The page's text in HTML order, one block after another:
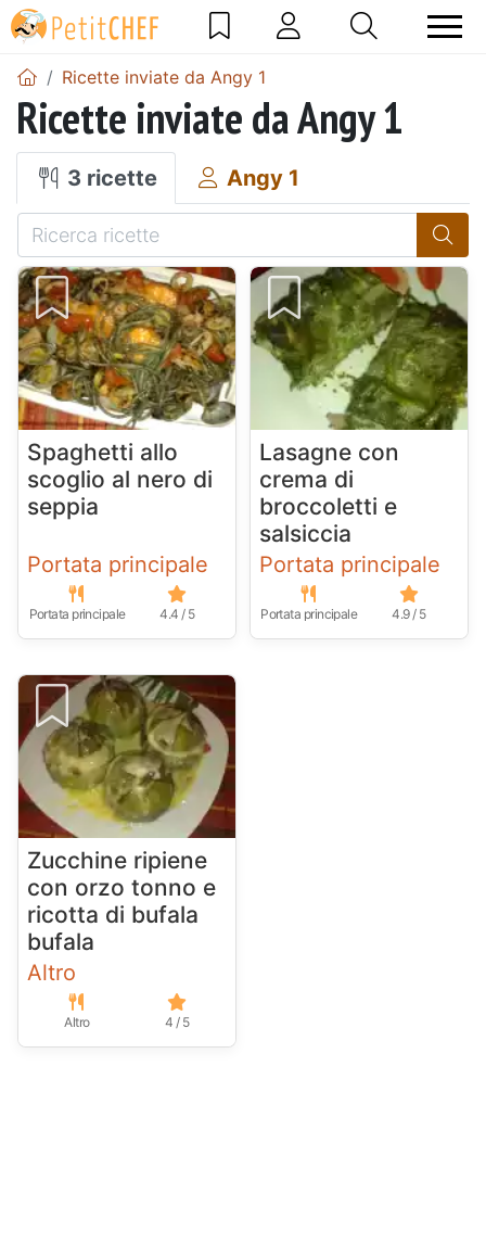
Ricette inviate da Angy 1
Ricette inviate da Angy 1
3 ricette Angy 1
Spaghetti allo
scoglio al nero di
seppia
Portata principale
Portata principale 4.4 / 5
Lasagne con
crema di
broccoletti e
salsiccia
Portata principale
Portata principale 4.9 / 5
Zucchine ripiene
con orzo tonno e
ricotta di bufala
bufala
Altro
Altro 4 / 5